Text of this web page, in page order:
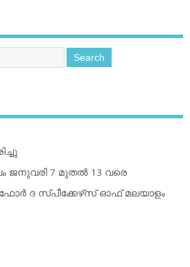
ജനുവരി 7 മുതല്‍ 13 വരെ
ഫോര്‍ ദ സ്പീക്കേഴ്‌സ് ഓഫ് മലയാളം